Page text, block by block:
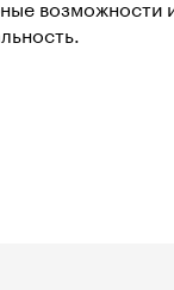
возможности